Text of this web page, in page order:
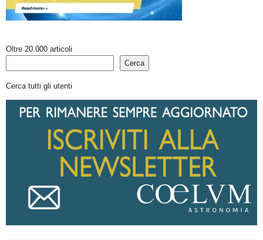
Oltre 20.000 articoli
Cerca
Cerca tutti gli utenti